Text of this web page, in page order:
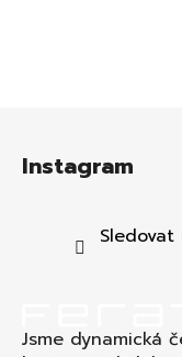
Instagram
Jsme dynamická